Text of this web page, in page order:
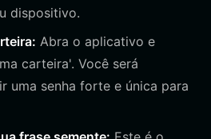
dispositivo.
Abra o aplicativo e
carteira'. Você será
uma senha forte e única para